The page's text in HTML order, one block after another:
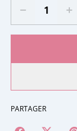
PARTAGER